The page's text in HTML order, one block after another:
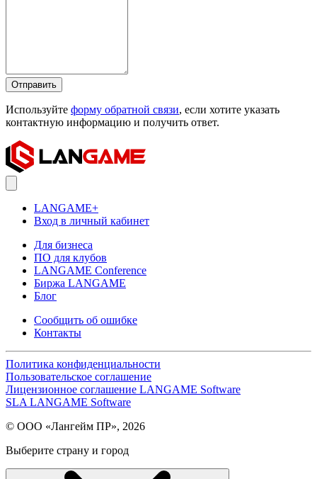
Отправить
Используйте форму обратной связи, если хотите указать
контактную информацию и получить ответ.
LANGAME+
Вход в личный кабинет
Для бизнеса
ПО для клубов
LANGAME Conference
Биржа LANGAME
Блог
Сообщить об ошибке
Контакты
Политика конфиденциальности
Пользовательское соглашение
Лицензионное соглашение LANGAME Software
SLA LANGAME Software
© ООО «Лангейм ПР», 2026
Выберите страну и город